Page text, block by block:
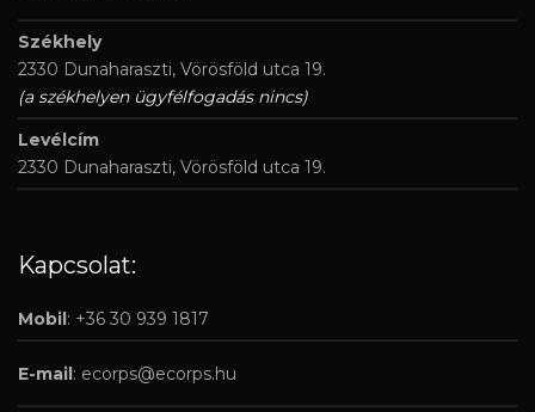
Székhely
2330 Dunaharaszti, Vörösföld utca 19.
(a székhelyen ügyfélfogadás nincs)
Levélcím
2330 Dunaharaszti, Vörösföld utca 19.
Kapcsolat:
Mobil: +36 30 939 1817
E-mail: ecorps@ecorps.hu